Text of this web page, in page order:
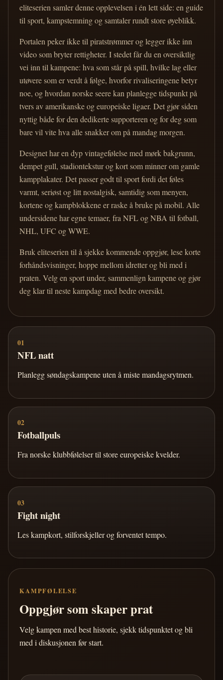
eliteserien samler denne opplevelsen i én lett side: en guide
til sport, kampstemning og samtaler rundt store øyeblikk.
Portalen peker ikke til piratstrømmer og legger ikke inn
video som bryter rettigheter. I stedet får du en oversiktlig
vei inn til kampene: hva som står på spill, hvilke lag eller
utøvere som er verdt å følge, hvorfor rivaliseringene betyr
noe, og hvordan norske seere kan planlegge tidspunkt på
tvers av amerikanske og europeiske ligaer. Det gjør siden
nyttig både for den dedikerte supporteren og for deg som
bare vil vite hva alle snakker om på mandag morgen.
Designet har en dyp vintagefølelse med mørk bakgrunn,
dempet gull, stadiontekstur og kort som minner om gamle
kampplakater. Det passer godt til sport fordi det føles
varmt, seriøst og litt nostalgisk, samtidig som menyen,
kortene og kampblokkene er raske å bruke på mobil. Alle
undersidene har egne temaer, fra NFL og NBA til fotball,
NHL, UFC og WWE.
Bruk eliteserien til å sjekke kommende oppgjør, lese korte
forhåndsvisninger, hoppe mellom idretter og bli med i
praten. Velg en sport under, sammenlign kampene og gjør
deg klar til neste kampdag med bedre oversikt.
01
NFL natt
Planlegg søndagskampene uten å miste mandagsrytmen.
02
Fotballpuls
Fra norske klubbfølelser til store europeiske kvelder.
03
Fight night
Les kampkort, stilforskjeller og forventet tempo.
KAMPFØLELSE
Oppgjør som skaper prat
Velg kampen med best historie, sjekk tidspunktet og bli
med i diskusjonen før start.